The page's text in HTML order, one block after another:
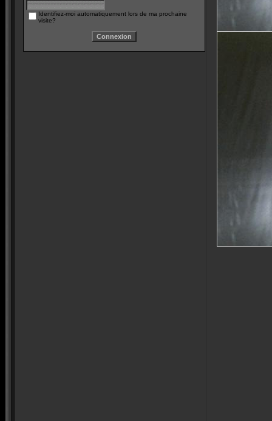
Identifiez-moi automatiquement lors de ma prochaine
visite?